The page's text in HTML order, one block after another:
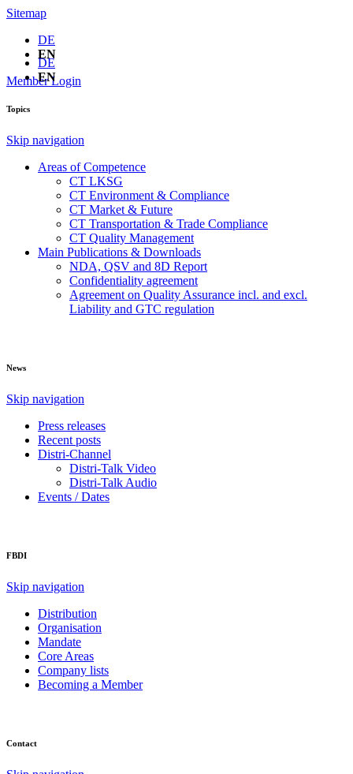
Sitemap
DE
EN
Member Login
DE
EN
Topics
Skip navigation
Areas of Competence
CT LKSG
CT Environment & Compliance
CT Market & Future
CT Transportation & Trade Compliance
CT Quality Management
Main Publications & Downloads
NDA, QSV and 8D Report
Confidentiality agreement
Agreement on Quality Assurance incl. and excl.
Liability and GTC regulation
News
Skip navigation
Press releases
Recent posts
Distri-Channel
Distri-Talk Video
Distri-Talk Audio
Events / Dates
FBDI
Skip navigation
Distribution
Organisation
Mandate
Core Areas
Company lists
Becoming a Member
Contact